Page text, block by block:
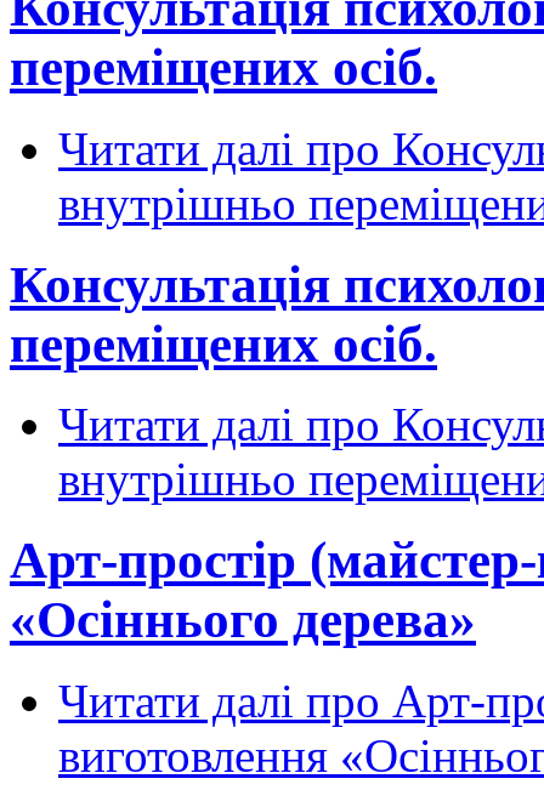
переміщених осіб.
Читати далі про
внутрішньо
Консультація
переміщених осіб.
Читати далі про
внутрішньо
Арт-простір
«Осіннього дерева»
Читати далі про Арт-
виготовлення